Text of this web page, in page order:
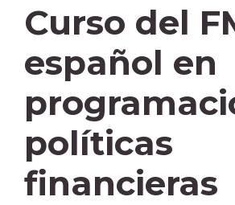
Curso del
español en
políticas
financieras